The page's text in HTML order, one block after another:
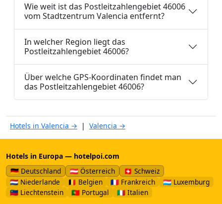
Wie weit ist das Postleitzahlengebiet 46006
vom Stadtzentrum Valencia entfernt?
In welcher Region liegt das
Postleitzahlengebiet 46006?
Über welche GPS-Koordinaten findet man
das Postleitzahlengebiet 46006?
Hotels in Valencia → | Valencia →
Hotels in Europa — hotelpoi.com
🇩🇪 Deutschland
🇦🇹 Österreich
🇨🇭 Schweiz
🇳🇱 Niederlande
🇧🇪 Belgien 🇫🇷 Frankreich
🇱🇺 Luxemburg
🇱🇮 Liechtenstein
🇵🇹 Portugal 🇮🇹 Italien